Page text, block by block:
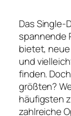
Das Single-
spannende
bietet,
und
finden.
größten?
häufigsten
zahlreiche